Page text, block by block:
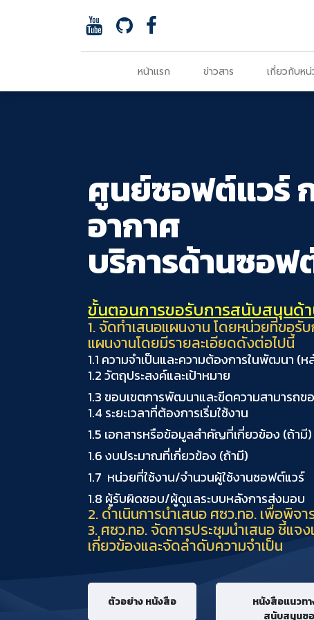
หน้าแรก ข่าวสาร เกี่ยวกับห
ศูนย์ซอฟต์แวร์
อากาศ
บริการด้านซอฟ
ขั้นตอนการขอรับการสนับสนุนด้
1. จัดทำเสนอแผนงาน โดยหน่วยที่ขอ
แผนงานโดยมีรายละเอียดดังต่อไปนี้
1.1 ความจำเป็นและความต้องการในพัฒนา (
1.2 วัตถุประสงค์และเป้าหมาย
1.3 ขอบเขตการพัฒนาและขีดความสามารถ
1.4 ระยะเวลาที่ต้องการเริ่มใช้งาน
1.5 เอกสารหรือข้อมูลสำคัญที่เกี่ยวข้อง (ถ้ามี)
1.6 งบประมาณที่เกี่ยวข้อง (ถ้ามี)
1.7 หน่วยที่ใช้งาน/จำนวนผู้ใช้งานซอฟต์แวร์
1.8 ผู้รับผิดชอบ/ผู้ดูแลระบบหลังการส่งมอบ
2. ดำเนินการนำเสนอ ศซว.ทอ. เพื่อพิจ
3. ศซว.ทอ. จัดการประชุมนำเสนอ ชี้แ
เกี่ยวข้องและจัดลำดับความจำเป็น
หนังสือแนวท
สนับสนุนซ
ตัวอย่าง หนังสือ